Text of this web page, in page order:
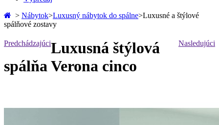
> Nábytok>Luxusný nábytok do spálne>Luxusné a štýlové
spálňové zostavy
Predchádzajúci Nasledujúci
Luxusná štýlová
spálňa Verona cinco